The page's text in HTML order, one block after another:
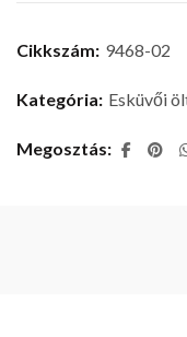
Cikkszám: 9468-02
Kategória: Esküvői
Megosztás